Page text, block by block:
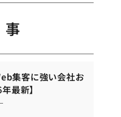
集客に強い会社お
最新】